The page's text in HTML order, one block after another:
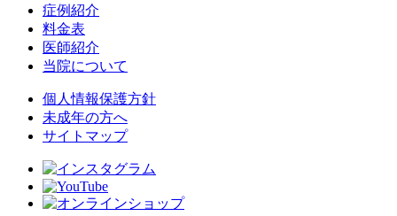
症例紹介
料金表
医師紹介
当院について
個人情報保護方針
未成年の方へ
サイトマップ